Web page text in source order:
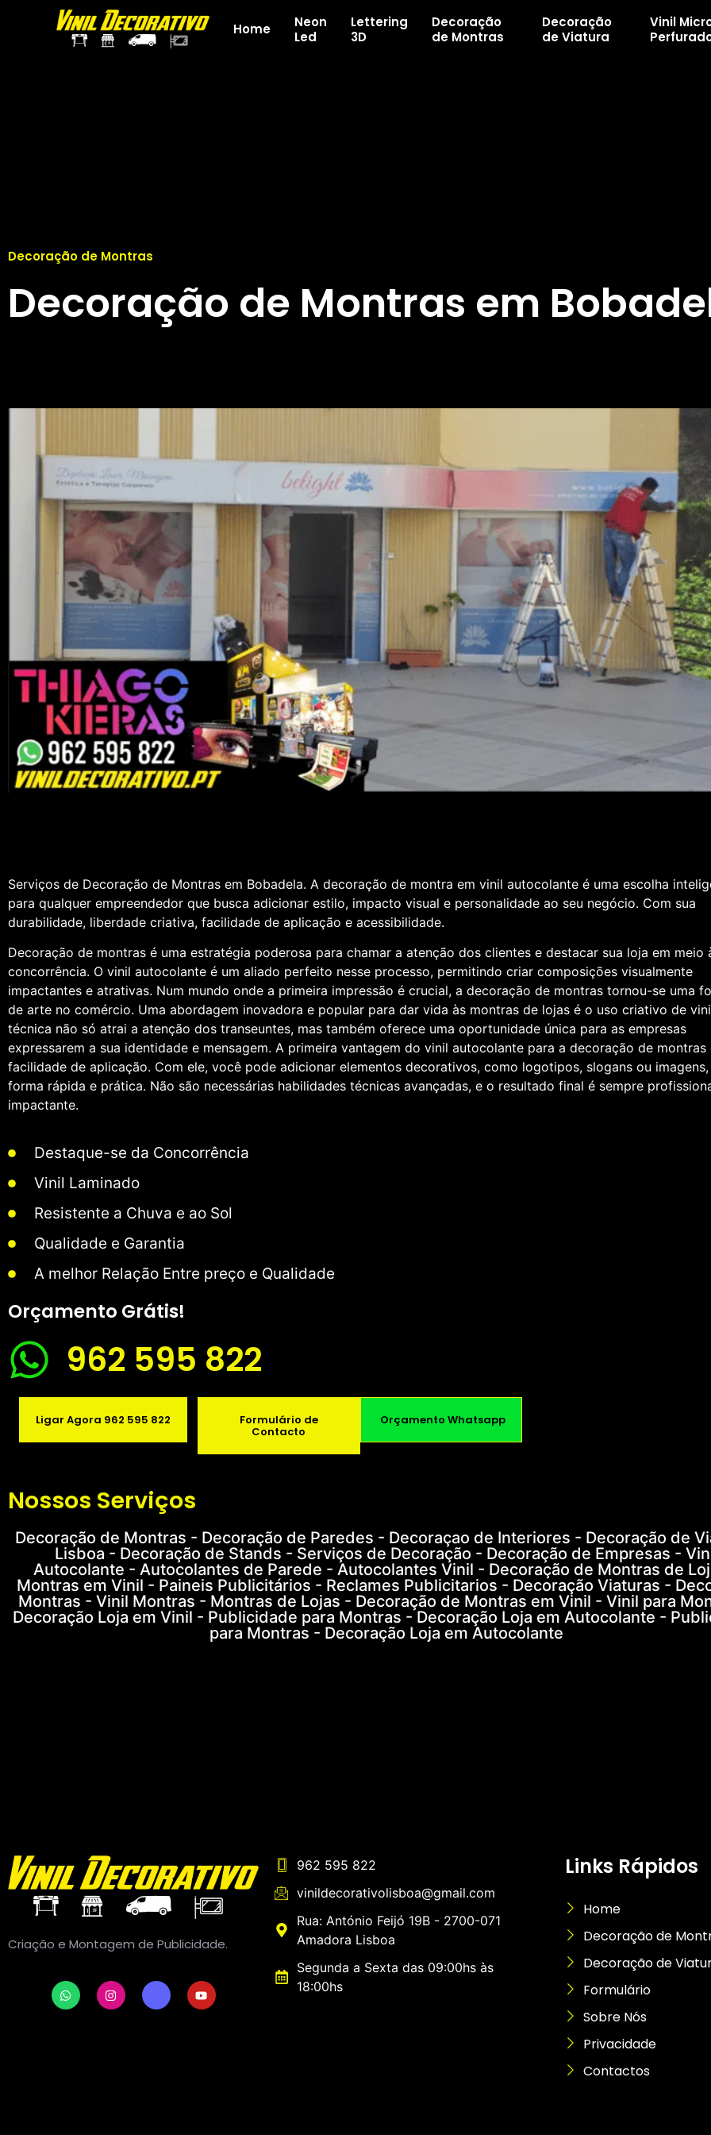
Home
Neon
Led
Lettering
3D
Decoração
de Montras
Decoração
de Viatura
Vinil
Decoração de Montras
Decoração de Montras em
Serviços de Decoração de Montras em Bobadela. A decoração de montra em vinil autocolante é uma escolha
para qualquer empreendedor que busca adicionar estilo, impacto visual e personalidade ao seu negócio. Com sua
durabilidade, liberdade criativa, facilidade de aplicação e acessibilidade.
Decoração de montras é uma estratégia poderosa para chamar a atenção dos clientes e destacar sua loja em meio
concorrência. O vinil autocolante é um aliado perfeito nesse processo, permitindo criar composições visualmente
impactantes e atrativas. Num mundo onde a primeira impressão é crucial, a decoração de montras tornou-se uma
de arte no comércio. Uma abordagem inovadora e popular para dar vida às montras de lojas é o uso criativo de
técnica não só atrai a atenção dos transeuntes, mas também oferece uma oportunidade única para as empresas
expressarem a sua identidade e mensagem. A primeira vantagem do vinil autocolante para a decoração de montras
facilidade de aplicação. Com ele, você pode adicionar elementos decorativos, como logotipos, slogans ou
forma rápida e prática. Não são necessárias habilidades técnicas avançadas, e o resultado final é sempre
impactante.
Destaque-se da Concorrência
Vinil Laminado
Resistente a Chuva e ao Sol
Qualidade e Garantia
A melhor Relação Entre preço e Qualidade
Orçamento Grátis!
962 595 822
Ligar Agora 962 595 822 Formulário de
Contacto
Orçamento Whatsapp
Nossos Serviços
Decoração de Montras - Decoração de Paredes - Decoraçao de Interiores - Decoração de
Lisboa - Decoração de Stands - Serviços de Decoração - Decoração de Empresas -
Autocolante - Autocolantes de Parede - Autocolantes Vinil - Decoração de Montras de
Montras em Vinil - Paineis Publicitários - Reclames Publicitarios - Decoração Viaturas -
Montras - Vinil Montras - Montras de Lojas - Decoração de Montras em Vinil - Vinil para
Decoração Loja em Vinil - Publicidade para Montras - Decoração Loja em Autocolante -
para Montras - Decoração Loja em Autocolante
Criação e Montagem de Publicidade.
962 595 822
vinildecorativolisboa@gmail.com
Rua: António Feijó 19B - 2700-071
Amadora Lisboa
Segunda a Sexta das 09:00hs às
18:00hs
Links Rápidos
Home
Decoração de
Decoração de
Formulário
Sobre Nós
Privacidade
Contactos